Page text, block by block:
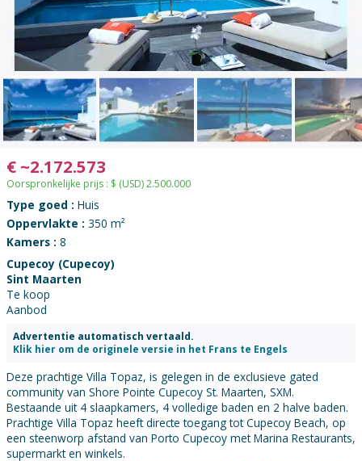
€ ~2.172.573
Oorspronkelijke prijs : $ (USD)2.500.000
Type goed : Huis
Oppervlakte : 350 m²
Kamers : 8
Cupecoy (Cupecoy)
Sint Maarten
Te koop
Aanbod
Advertentie automatisch vertaald.
Klik hier om de originele versie in het Frans te Engels
Deze prachtige Villa Topaz, is gelegen in de exclusieve gated
community van Shore Pointe Cupecoy St. Maarten, SXM.
Bestaande uit 4 slaapkamers, 4 volledige baden en 2 halve baden.
Prachtige Villa Topaz heeft directe toegang tot Cupecoy Beach, op
een steenworp afstand van Porto Cupecoy met Marina Restaurants,
supermarkt en winkels.